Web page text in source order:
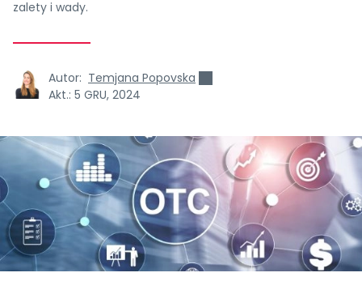
zalety i wady.
Autor: Temjana Popovska
Akt.: 5 GRU, 2024